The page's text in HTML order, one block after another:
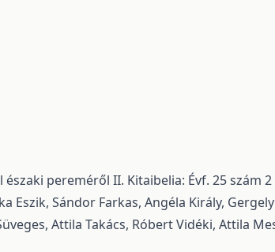
északi pereméről II. Kitaibelia: Évf. 25 szám 2
Eszik, Sándor Farkas, Angéla Király,
Attila Takács, Róbert Vidéki, Attila